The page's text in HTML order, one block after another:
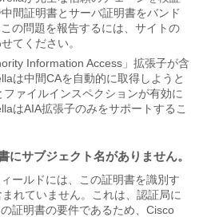
間証明書とサーバ証明書をバンド
の問題を報告するには、サイトの
てください。
Information Access」拡張子が含
は中間CAを自動的に取得しようと
ァイルインスペクションが有効に
はAIA拡張子のみをサポートするこ
にサブジェクト名がありません。
ールドには、この証明書を識別す
れていません。これは、認証局に
証明書の要件であるため、Cisco